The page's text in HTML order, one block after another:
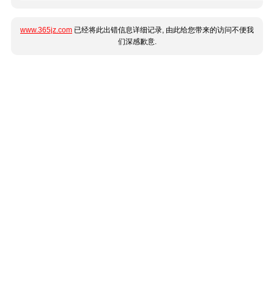
www.365jz.com 已经将此出错信息详细记录, 由此给您带来的访问不便我
们深感歉意.